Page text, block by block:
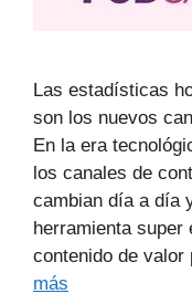
Las estadísticas
son los nuevos
En la era
los canales de
cambian día a día
herramienta super
contenido de
más